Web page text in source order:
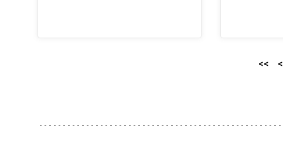
<< <